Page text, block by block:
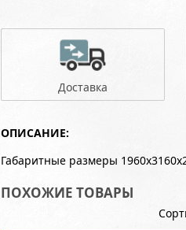
Доставка
ОПИСАНИЕ:
Габаритные размеры
ПОХОЖИЕ ТОВАРЫ